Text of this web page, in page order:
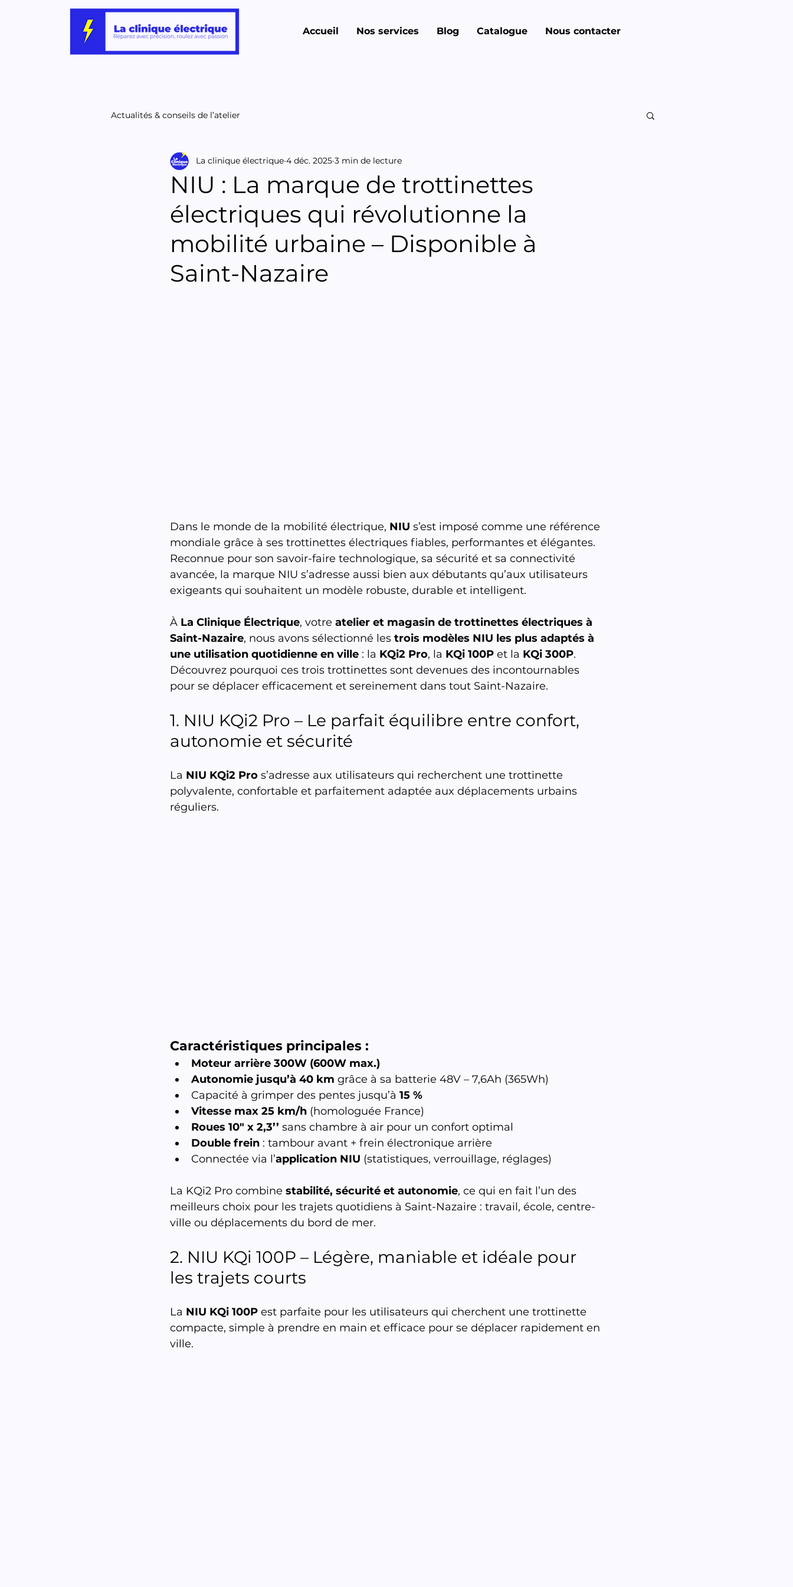
Accueil Nos services Blog Catalogue Nous contacter
Actualités & conseils de l’atelier
NIU : La marque de trottinettes
électriques qui révolutionne la
mobilité urbaine – Disponible à
Saint-Nazaire
La clinique électrique 4 déc. 2025 3 min de lecture
Dans le monde de la mobilité électrique, NIU s’est imposé comme une référence
mondiale grâce à ses trottinettes électriques fiables, performantes et élégantes.
Reconnue pour son savoir-faire technologique, sa sécurité et sa connectivité
avancée, la marque NIU s’adresse aussi bien aux débutants qu’aux utilisateurs
exigeants qui souhaitent un modèle robuste, durable et intelligent.
À La Clinique Électrique, votre atelier et magasin de trottinettes électriques à
Saint-Nazaire, nous avons sélectionné les trois modèles NIU les plus adaptés à
une utilisation quotidienne en ville : la KQi2 Pro, la KQi 100P et la KQi 300P.
Découvrez pourquoi ces trois trottinettes sont devenues des incontournables
pour se déplacer efficacement et sereinement dans tout Saint-Nazaire.
1. NIU KQi2 Pro – Le parfait équilibre entre confort,
autonomie et sécurité
La NIU KQi2 Pro s’adresse aux utilisateurs qui recherchent une trottinette
polyvalente, confortable et parfaitement adaptée aux déplacements urbains
réguliers.
Caractéristiques principales :
Moteur arrière 300W (600W max.)
Autonomie jusqu’à 40 km grâce à sa batterie 48V – 7,6Ah (365Wh)
Capacité à grimper des pentes jusqu’à 15 %
Vitesse max 25 km/h (homologuée France)
Roues 10" x 2,3’’ sans chambre à air pour un confort optimal
Double frein : tambour avant + frein électronique arrière
Connectée via l’application NIU (statistiques, verrouillage, réglages)
La KQi2 Pro combine stabilité, sécurité et autonomie, ce qui en fait l’un des
meilleurs choix pour les trajets quotidiens à Saint-Nazaire : travail, école, centre-
ville ou déplacements du bord de mer.
2. NIU KQi 100P – Légère, maniable et idéale pour
les trajets courts
La NIU KQi 100P est parfaite pour les utilisateurs qui cherchent une trottinette
compacte, simple à prendre en main et efficace pour se déplacer rapidement en
ville.